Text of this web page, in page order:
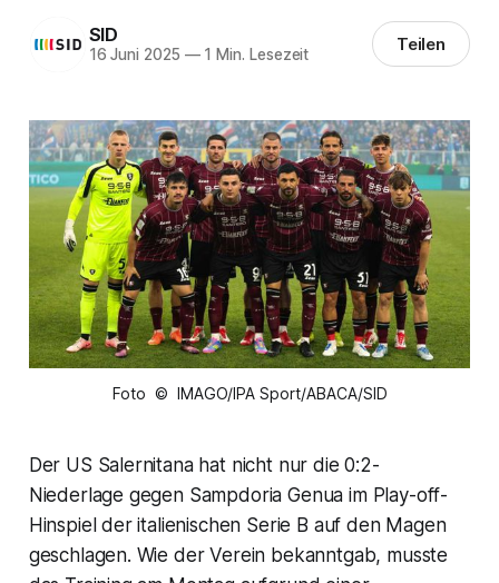
SID
16 Juni 2025 —1 Min. Lesezeit Teilen
Foto © IMAGO/IPA Sport/ABACA/SID
Der US Salernitana hat nicht nur die 0:2-
Niederlage gegen Sampdoria Genua im Play-off-
Hinspiel der italienischen Serie B auf den Magen
geschlagen. Wie der Verein bekanntgab, musste